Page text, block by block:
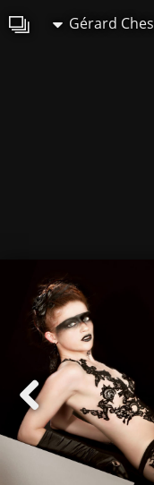
Gérard Chesneau